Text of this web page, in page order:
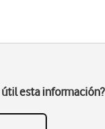
útil esta información?